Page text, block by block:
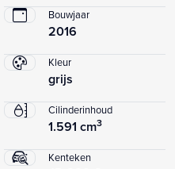
Bouwjaar
2016
Kleur
grijs
Cilinderinhoud
1.591 cm3
Kenteken